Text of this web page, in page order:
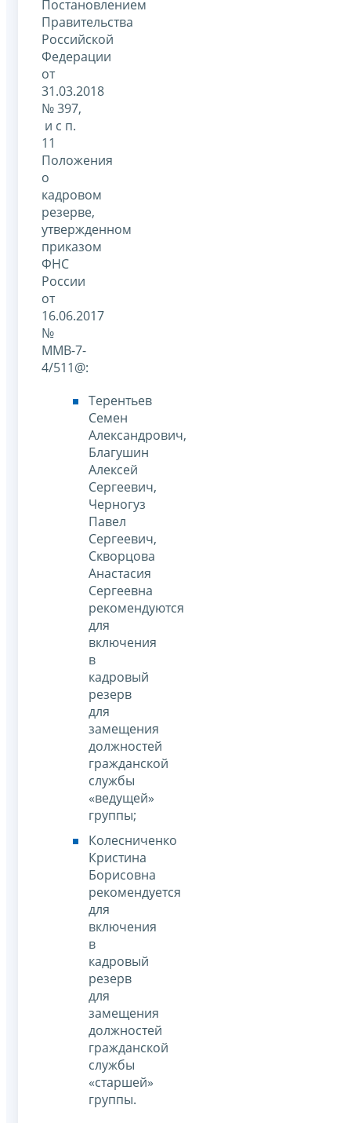
Постановлением
Правительства
Российской
Федерации
от
31.03.2018
№ 397,
и с п.
11
Положения
о
кадровом
резерве,
утвержденном
приказом
ФНС
России
от
16.06.2017
№
ММВ-7-
4/511@:
Терентьев
Семен
Александрович,
Благушин
Алексей
Сергеевич,
Черногуз
Павел
Сергеевич,
Скворцова
Анастасия
Сергеевна
рекомендуются
для
включения
в
кадровый
резерв
для
замещения
должностей
гражданской
службы
«ведущей»
группы;
Колесниченко
Кристина
Борисовна
рекомендуется
для
включения
в
кадровый
резерв
для
замещения
должностей
гражданской
службы
«старшей»
группы.